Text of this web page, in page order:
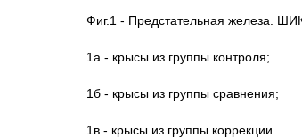
Фиг.1 - Предстательная железа.
1а - крысы из группы контроля;
1б - крысы из группы сравнения;
1в - крысы из группы коррекции.